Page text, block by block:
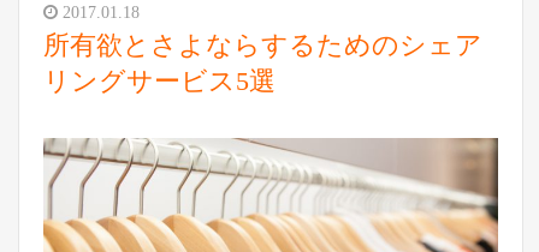
2017.01.18
所有欲とさよならするためのシェア
リングサービス5選